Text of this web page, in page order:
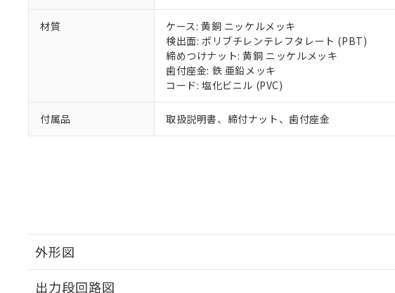
材質
ケース: 黄銅 ニッケルメッキ
検出面: ポリブチレンテレフタレート (PBT)
締めつけナット: 黄銅 ニッケルメッキ
歯付座金: 鉄 亜鉛メッキ
コード: 塩化ビニル (PVC)
付属品 取扱説明書、締付ナット、歯付座金
外形図
出力段回路図